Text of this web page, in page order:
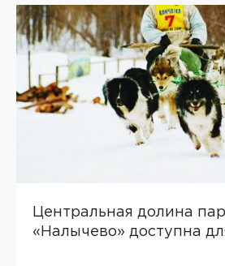
Центральная долина
«Налычево» доступна